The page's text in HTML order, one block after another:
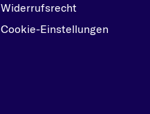
Widerrufsrecht
Cookie-Einstellungen